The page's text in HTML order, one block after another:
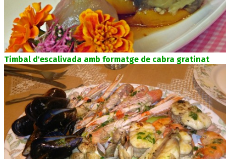
Timbal d'escalivada amb formatge de cabra gratinat